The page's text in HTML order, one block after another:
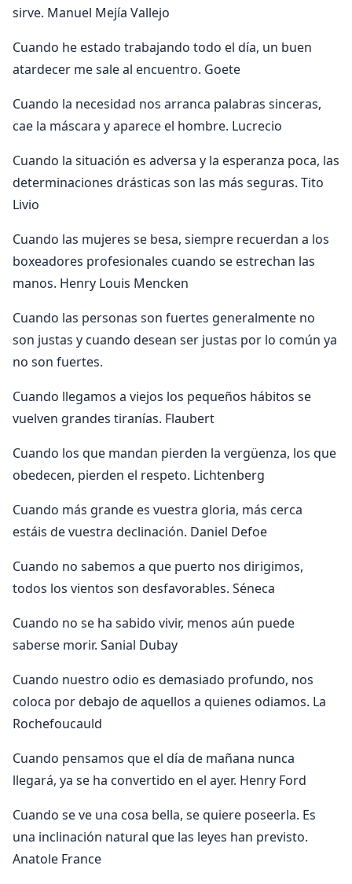
sirve. Manuel Mejía Vallejo
Cuando he estado trabajando todo el día, un buen
atardecer me sale al encuentro. Goete
Cuando la necesidad nos arranca palabras sinceras,
cae la máscara y aparece el hombre. Lucrecio
Cuando la situación es adversa y la esperanza poca, las
determinaciones drásticas son las más seguras. Tito
Livio
Cuando las mujeres se besa, siempre recuerdan a los
boxeadores profesionales cuando se estrechan las
manos. Henry Louis Mencken
Cuando las personas son fuertes generalmente no
son justas y cuando desean ser justas por lo común ya
no son fuertes.
Cuando llegamos a viejos los pequeños hábitos se
vuelven grandes tiranías. Flaubert
Cuando los que mandan pierden la vergüenza, los que
obedecen, pierden el respeto. Lichtenberg
Cuando más grande es vuestra gloria, más cerca
estáis de vuestra declinación. Daniel Defoe
Cuando no sabemos a que puerto nos dirigimos,
todos los vientos son desfavorables. Séneca
Cuando no se ha sabido vivir, menos aún puede
saberse morir. Sanial Dubay
Cuando nuestro odio es demasiado profundo, nos
coloca por debajo de aquellos a quienes odiamos. La
Rochefoucauld
Cuando pensamos que el día de mañana nunca
llegará, ya se ha convertido en el ayer. Henry Ford
Cuando se ve una cosa bella, se quiere poseerla. Es
una inclinación natural que las leyes han previsto.
Anatole France